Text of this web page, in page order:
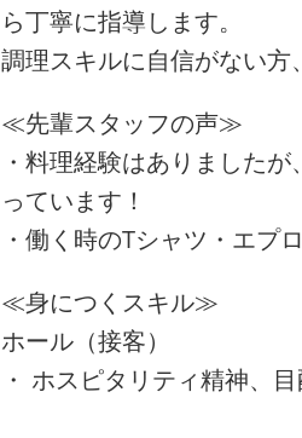
ら丁寧に指導します。
調理スキルに自信がない
≪先輩スタッフの声≫
・料理経験はありました
っています！
・働く時のTシャツ・エプ
≪身につくスキル≫
ホール（接客）
・ ホスピタリティ精神、